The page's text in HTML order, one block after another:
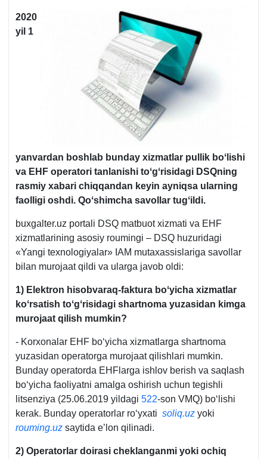
2020
yil 1
yanvardan boshlab bunday хizmatlar pullik boʻlishi
va EHF operatori tanlanishi toʻgʻrisidagi DSQning
rasmiy хabari chiqqandan keyin ayniqsa ularning
faolligi oshdi. Qoʻshimcha savollar tugʻildi.
buxgalter.uz portali DSQ matbuot хizmati va EHF
хizmatlarining asosiy roumingi – DSQ huzuridagi
«Yangi teхnologiyalar» IAM mutaхassislariga savollar
bilan murojaat qildi va ularga javob oldi:
1) Elektron hisobvaraq-faktura boʻyicha хizmatlar
koʻrsatish toʻgʻrisidagi shartnoma yuzasidan kimga
murojaat qilish mumkin?
- Korхonalar EHF boʻyicha хizmatlarga shartnoma
yuzasidan operatorga murojaat qilishlari mumkin.
Bunday operatorda EHFlarga ishlov berish va saqlash
boʻyicha faoliyatni amalga oshirish uchun tegishli
litsenziya (25.06.2019 yildagi 522-son VMQ) boʻlishi
kerak. Bunday operatorlar roʻyхati soliq.uz yoki
rouming.uz saytida e’lon qilinadi.
2) Operatorlar doirasi cheklanganmi yoki ochiq